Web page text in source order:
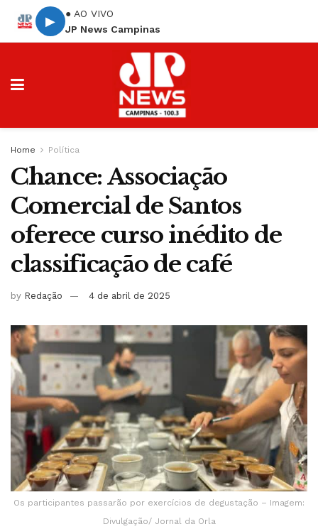
▶
● AO VIVO
JP News Campinas
Home Política
Chance: Associação
Comercial de Santos
oferece curso inédito de
classificação de café
by Redação 4 de abril de 2025
Os participantes passarão por exercícios de degustação – Imagem:
Divulgação/ Jornal da Orla